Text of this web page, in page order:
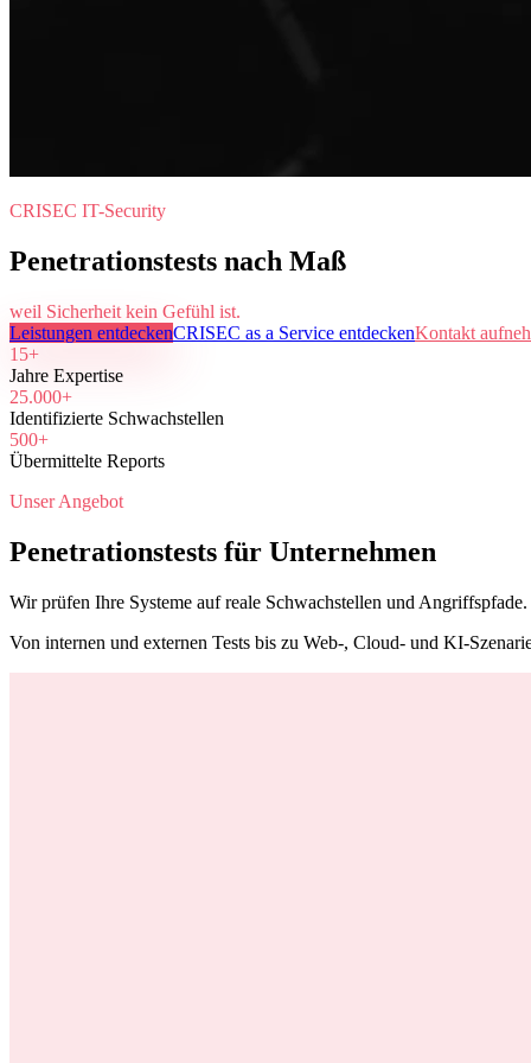
CRISEC IT-Security
Penetrationstests nach Maß
weil Sicherheit kein Gefühl ist.
Leistungen entdeckenCRISEC as a Service entdeckenKontakt
15+
Jahre Expertise
25.000+
Identifizierte Schwachstellen
500+
Übermittelte Reports
Unser Angebot
Penetrationstests für Unternehmen
Wir prüfen Ihre Systeme auf reale Schwachstellen und Angriffspfade.
Von internen und externen Tests bis zu Web-, Cloud- und KI-